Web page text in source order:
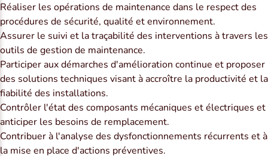
Réaliser les opérations de maintenance dans le respect des
procédures de sécurité, qualité et environnement.
Assurer le suivi et la traçabilité des interventions à travers les
outils de gestion de maintenance.
Participer aux démarches d'amélioration continue et proposer
des solutions techniques visant à accroître la productivité et la
fiabilité des installations.
Contrôler l'état des composants mécaniques et électriques et
anticiper les besoins de remplacement.
Contribuer à l'analyse des dysfonctionnements récurrents et à
la mise en place d'actions préventives.